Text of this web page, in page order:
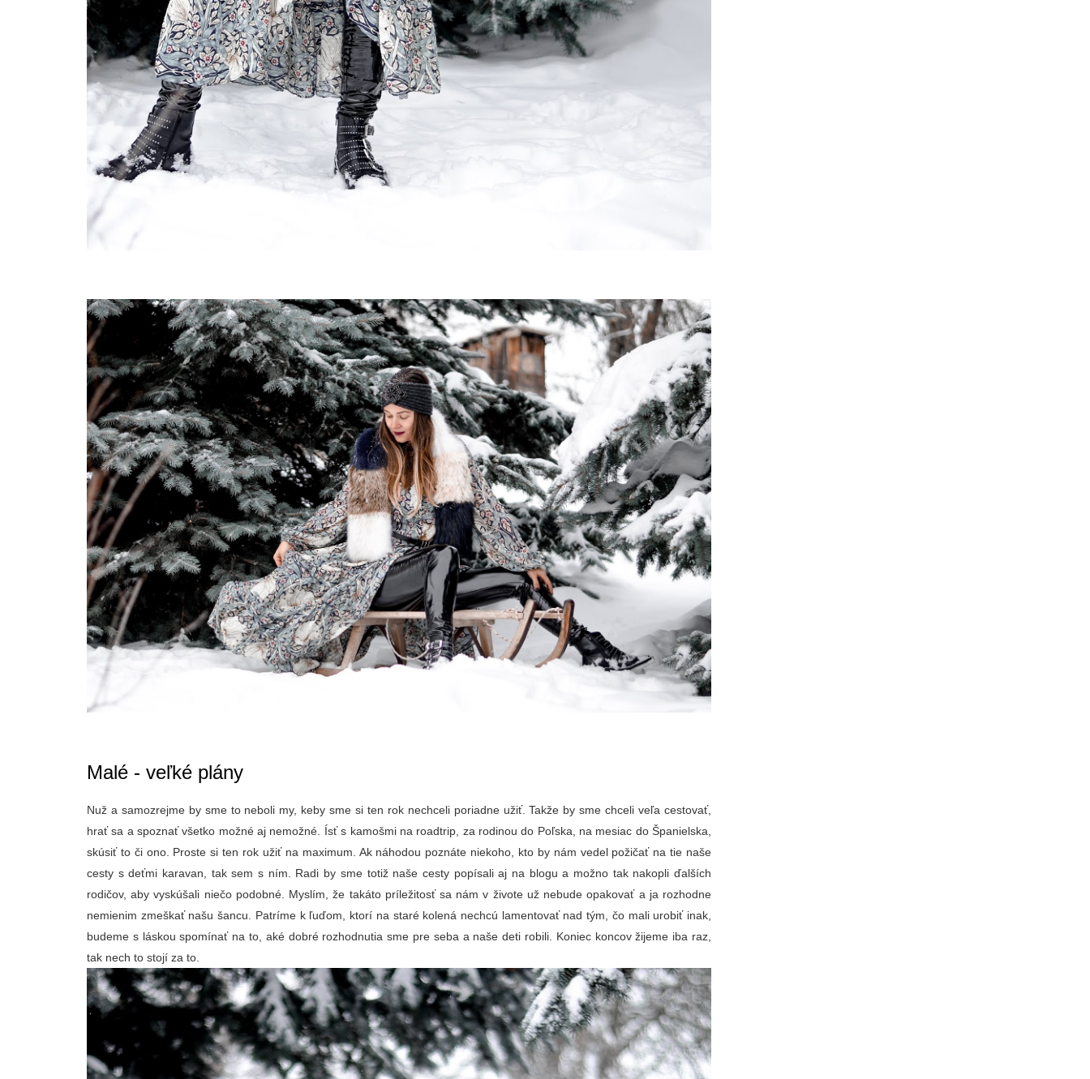
Malé - veľké plány
Nuž a samozrejme by sme to neboli my, keby sme si ten rok nechceli poriadne užiť. Takže by sme chceli veľa cestovať,
hrať sa a spoznať všetko možné aj nemožné. Ísť s kamošmi na roadtrip, za rodinou do Poľska, na mesiac do Španielska,
skúsiť to či ono. Proste si ten rok užiť na maximum. Ak náhodou poznáte niekoho, kto by nám vedel požičať na tie naše
cesty s deťmi karavan, tak sem s ním. Radi by sme totiž naše cesty popísali aj na blogu a možno tak nakopli ďalších
rodičov, aby vyskúšali niečo podobné. Myslím, že takáto príležitosť sa nám v živote už nebude opakovať a ja rozhodne
nemienim zmeškať našu šancu. Patríme k ľuďom, ktorí na staré kolená nechcú lamentovať nad tým, čo mali urobiť inak,
budeme s láskou spomínať na to, aké dobré rozhodnutia sme pre seba a naše deti robili. Koniec koncov žijeme iba raz,
tak nech to stojí za to.